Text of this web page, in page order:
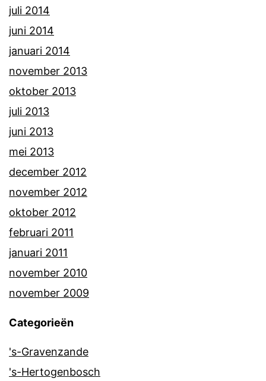
juli 2014
juni 2014
januari 2014
november 2013
oktober 2013
juli 2013
juni 2013
mei 2013
december 2012
november 2012
oktober 2012
februari 2011
januari 2011
november 2010
november 2009
Categorieën
's-Gravenzande
's-Hertogenbosch